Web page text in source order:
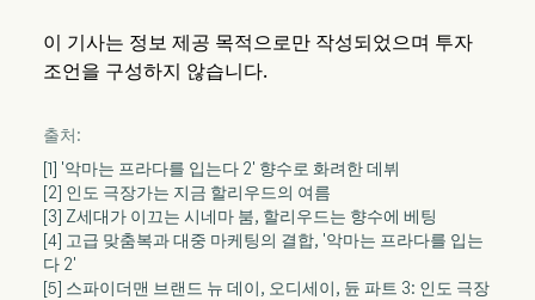
이 기사는 정보 제공 목적으로만 작성되었으며 투자
조언을 구성하지 않습니다.
출처:
[1] '악마는 프라다를 입는다 2' 향수로 화려한 데뷔
[2] 인도 극장가는 지금 할리우드의 여름
[3] Z세대가 이끄는 시네마 붐, 할리우드는 향수에 베팅
[4] 고급 맞춤복과 대중 마케팅의 결합, '악마는 프라다를 입는
다 2'
[5] 스파이더맨 브랜드 뉴 데이, 오디세이, 듄 파트 3: 인도 극장